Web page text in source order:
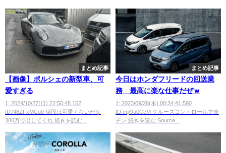
まとめ記事
【画像】ポルシェの新型車、可
愛すぎる
1: 2024/10/27(日) 22:56:48.152
ID:N8ZFxMCu0 値段は可愛くないがな
300万で出してくれ 続きを読む...
まとめ記事
今日はホンダフリードの回送業
務 最高に楽な仕事だぜｗ
1: 2023/09/28(木) 08:34:41.590
ID:eq/9a0CcM クルーズコントロールで楽
チン 続きを読む Source...